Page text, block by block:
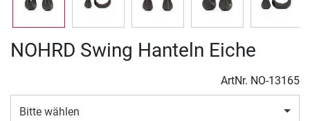
NOHRD Swing Hanteln Eiche
ArtNr. NO-13165
Bitte wählen